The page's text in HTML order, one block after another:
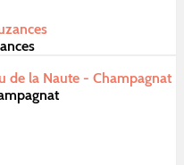
de la Naute - Champagnat